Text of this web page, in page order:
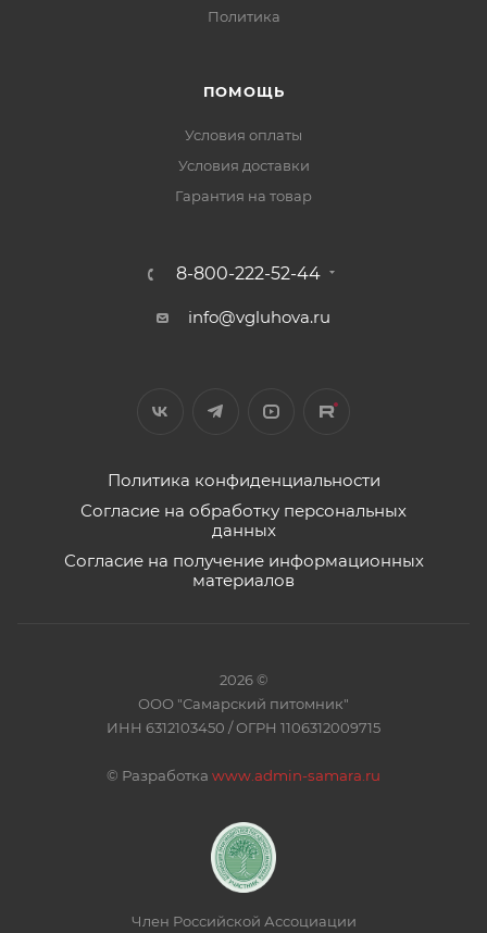
Политика
ПОМОЩЬ
Условия оплаты
Условия доставки
Гарантия на товар
8-800-222-52-44
info@vgluhova.ru
Политика конфиденциальности
Согласие на обработку персональных
данных
Согласие на получение информационных
материалов
2026 ©
ООО "Самарский питомник"
ИНН 6312103450 / ОГРН 1106312009715
© Разработка www.admin-samara.ru
Член Российской Ассоциации